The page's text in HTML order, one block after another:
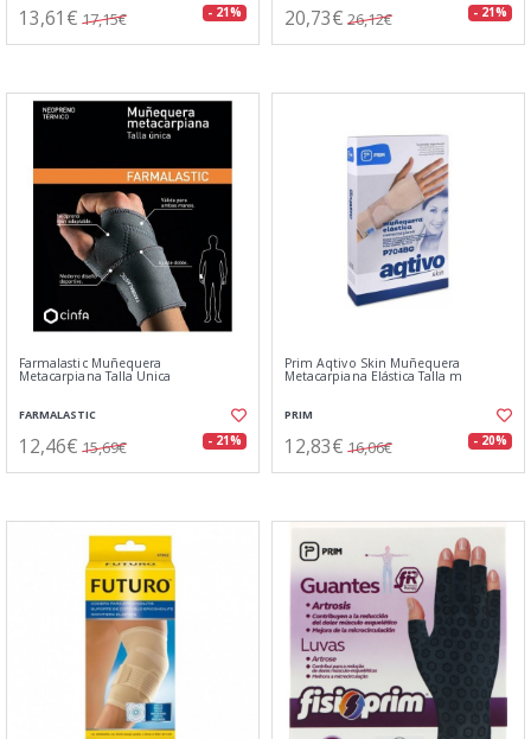
13,61€ 17,15€ - 21% 20,73€ 26,12€ - 21%
Farmalastic Muñequera
Metacarpiana Talla Unica
FARMALASTIC
12,46€ 15,69€ - 21%
Prim Aqtivo Skin Muñequera
Metacarpiana Elástica Talla m
PRIM
12,83€ 16,06€ - 20%